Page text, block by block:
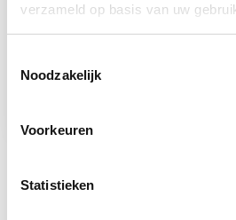
verzameld op basis van uw
Noodzakelijk
Voorkeuren
Statistieken
dispenser